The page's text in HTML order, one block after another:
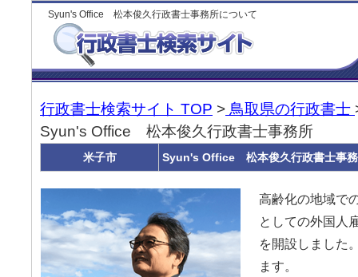
Syun's Office 松本俊久行政書士事務所について
行政書士検索サイト TOP > 鳥取県の行政書士
Syun's Office 松本俊久行政書士事務所
米子市 Syun's Office 松本俊久行政書士事
高齢化の地域で
としての外国人
を開設しました
ます。